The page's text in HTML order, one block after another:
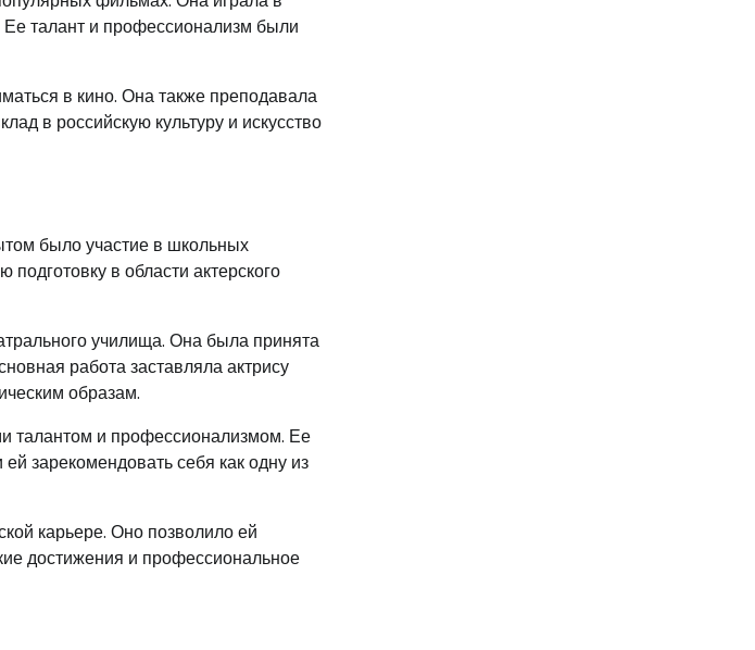
Ее талант и профессионализм были
в кино. Она также преподавала
в российскую культуру и искусство
было участие в школьных
в области актерского
училища. Она была принята
работа заставляла актрису
образам.
талантом и профессионализмом. Ее
зарекомендовать себя как одну из
карьере. Оно позволило ей
достижения и профессиональное